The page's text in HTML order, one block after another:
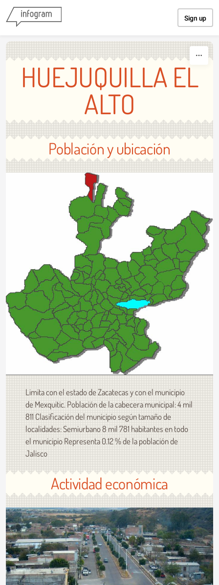
Sign up
HUEJUQUILLA EL
ALTO
Población y ubicación
Limita con el estado de Zacatecas y con el municipio
de Mexquitic. Población de la cabecera municipal: 4 mil
811 Clasificación del municipio según tamaño de
localidades: Semiurbano 8 mil 781 habitantes en todo
el municipio Representa 0.12 % de la población de
Jalisco
Actividad económica